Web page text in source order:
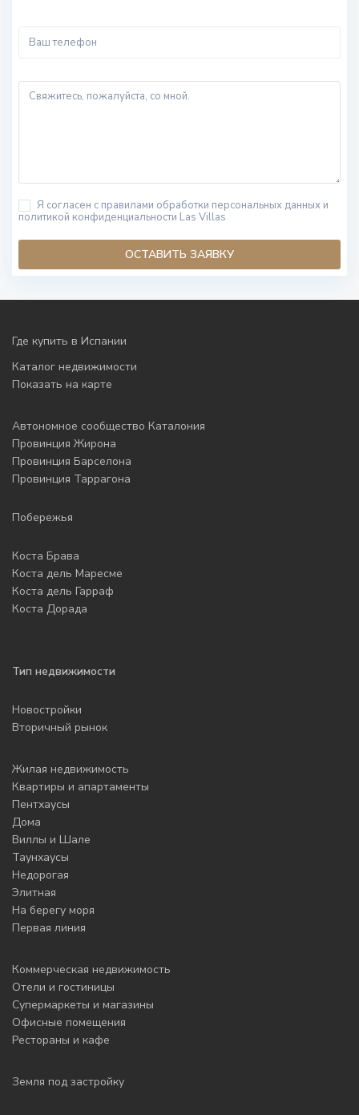
Я согласен с правилами обработки персональных данных и
политикой конфиденциальности Las Villas
Где купить в Испании
Каталог недвижимости
Показать на карте
Автономное сообщество Каталония
Провинция Жирона
Провинция Барселона
Провинция Таррагона
Побережья
Коста Брава
Коста дель Маресме
Коста дель Гарраф
Коста Дорада
Тип недвижимости
Новостройки
Вторичный рынок
Жилая недвижимость
Квартиры и апартаменты
Пентхаусы
Дома
Виллы и Шале
Таунхаусы
Недорогая
Элитная
На берегу моря
Первая линия
Коммерческая недвижимость
Отели и гостиницы
Супермаркеты и магазины
Офисные помещения
Рестораны и кафе
Земля под застройку